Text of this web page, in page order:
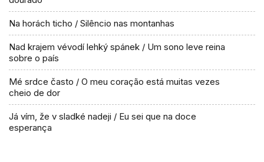
Na horách ticho / Silêncio nas montanhas
Nad krajem vévodí lehký spánek / Um sono leve reina
sobre o país
Mé srdce často / O meu coração está muitas vezes
cheio de dor
Já vím, že v sladké nadeji / Eu sei que na doce
esperança